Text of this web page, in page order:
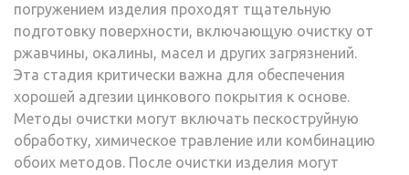
погружением изделия проходят тщательную
подготовку поверхности, включающую очистку от
ржавчины, окалины, масел и других загрязнений.
Эта стадия критически важна для обеспечения
хорошей адгезии цинкового покрытия к основе.
Методы очистки могут включать пескоструйную
обработку, химическое травление или комбинацию
обоих методов. После очистки изделия могут